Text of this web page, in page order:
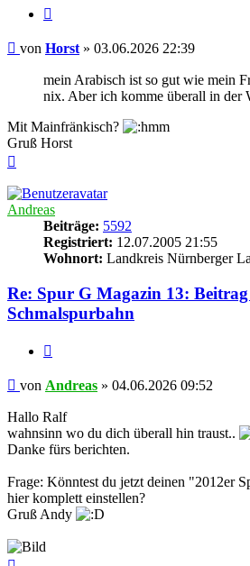
Beitrag
von Horst » 03.06.2026 22:39
mein Arabisch ist so gut wie mein
nix. Aber ich komme überall in der
Mit Mainfränkisch?
Gruß Horst
Andreas
Beiträge: 5592
Registriert: 12.07.2005 21:55
Wohnort: Landkreis Nürnberger
Re: Spur G Magazin 13: Beitrag
Schmalspurbahn
Beitrag
von Andreas » 04.06.2026 09:52
Hallo Ralf
wahnsinn wo du dich überall hin traust..
Danke fürs berichten.
Frage: Könntest du jetzt deinen "2012er
hier komplett einstellen?
Gruß Andy